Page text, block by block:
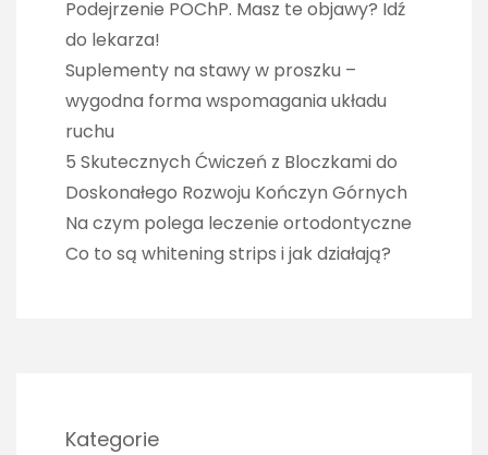
Podejrzenie POChP. Masz te objawy? Idź
do lekarza!
Suplementy na stawy w proszku –
wygodna forma wspomagania układu
ruchu
5 Skutecznych Ćwiczeń z Bloczkami do
Doskonałego Rozwoju Kończyn Górnych
Na czym polega leczenie ortodontyczne
Co to są whitening strips i jak działają?
Kategorie